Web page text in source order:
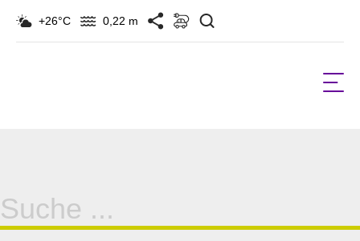
+26°C 0,22 m
Suche
für: